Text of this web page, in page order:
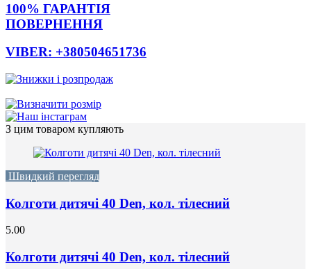
100% ГАРАНТІЯ
ПОВЕРНЕННЯ
VIBER: +380504651736
З цим товаром купляють
Швидкий перегляд
Колготи дитячі 40 Den, кол. тілесний
5.00
Колготи дитячі 40 Den, кол. тілесний